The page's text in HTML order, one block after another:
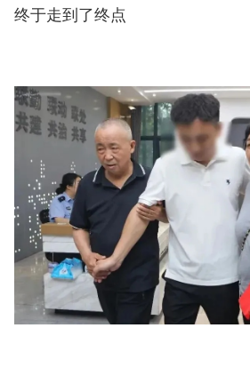
终于走到了终点